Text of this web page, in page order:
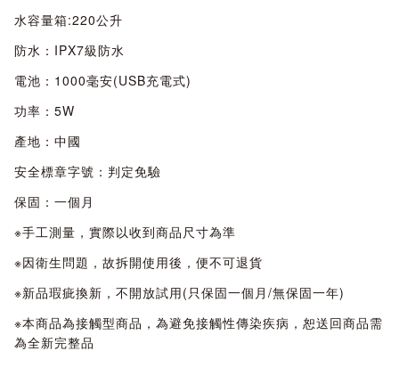
水容量箱:220公升
防水：IPX7級防水
電池：1000毫安(USB充電式)
功率：5W
產地：中國
安全標章字號：判定免驗
保固：一個月
※手工測量，實際以收到商品尺寸為準
※因衛生問題，故拆開使用後，便不可退貨
※新品瑕疵換新，不開放試用(只保固一個月/無保固一年)
※本商品為接觸型商品，為避免接觸性傳染疾病，恕送回商品需
為全新完整品